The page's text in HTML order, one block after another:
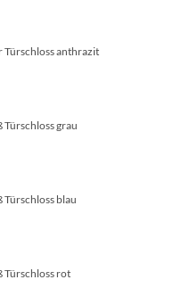
Türschloss anthrazit
grau
blau
Türschloss rot